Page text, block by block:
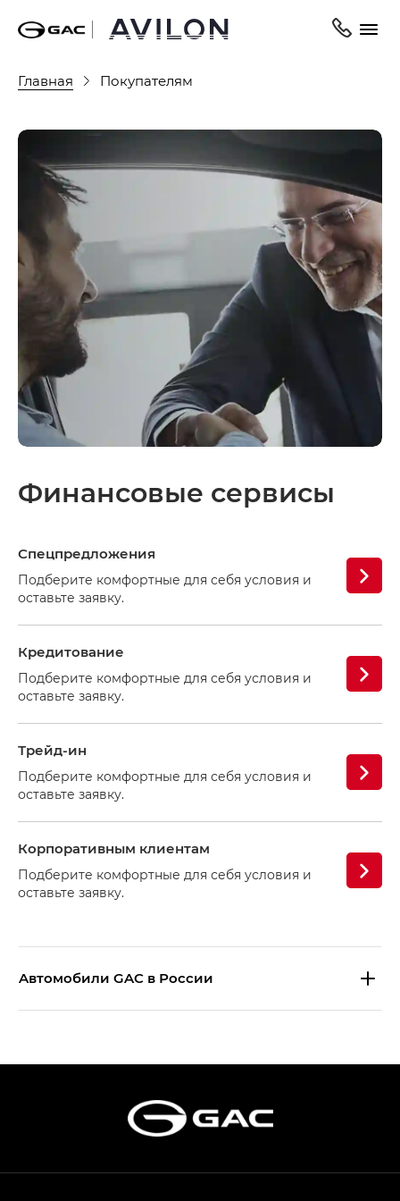
Главная Покупателям
Финансовые сервисы
Спецпредложения
Подберите комфортные для себя условия и
оставьте заявку.
Кредитование
Подберите комфортные для себя условия и
оставьте заявку.
Трейд-ин
Подберите комфортные для себя условия и
оставьте заявку.
Корпоративным клиентам
Подберите комфортные для себя условия и
оставьте заявку.
Aвтомобили GAC в России
Эс Икс ПРЕМИУМ — SX PREMIUM
S7 — Эс 7 (S7) в комплектациях
Эс Икс ПРЕМИУМ — SX PREMIUM, Эс Тэ — ST
в комплектации Экс ПРЕМИУМ — EX PREMIUM